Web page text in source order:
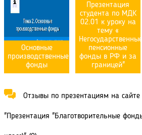
Основные
производственные
фонды
Презентация
студента по МДК
02.01 к уроку на
тему «
Негосударственные
пенсионные
фонды в РФ и за
границей"
Отзывы по презентациям на сайте
"Презентация "Благотворительные